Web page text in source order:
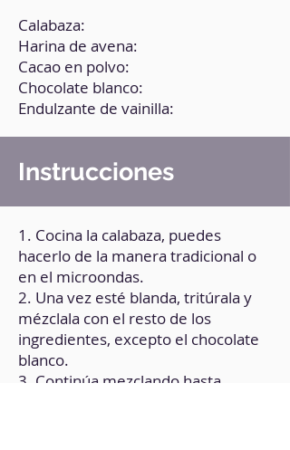
Calabaza:
Harina de avena:
Cacao en polvo:
Chocolate blanco:
Endulzante de vainilla:
Instrucciones
1. Cocina la calabaza, puedes
hacerlo de la manera tradicional o
en el microondas.
2. Una vez esté blanda, tritúrala y
mézclala con el resto de los
ingredientes, excepto el chocolate
blanco.
3. Continúa mezclando hasta